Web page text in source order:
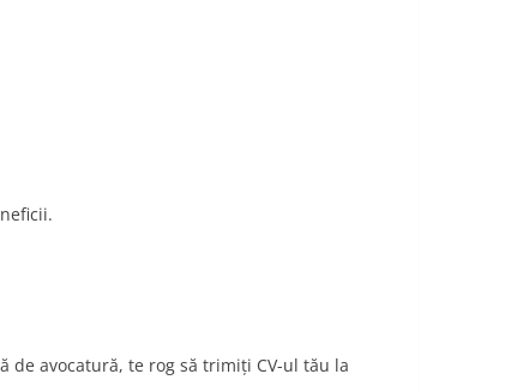
avocatură, te rog să trimiţi CV-ul tău la